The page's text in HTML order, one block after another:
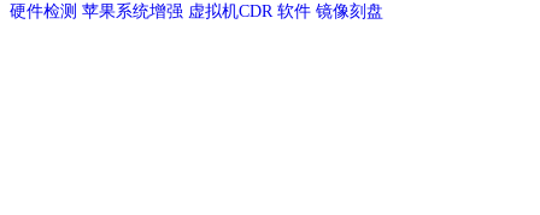
硬件检测 苹果系统增强 虚拟机CDR 软件 镜像刻盘